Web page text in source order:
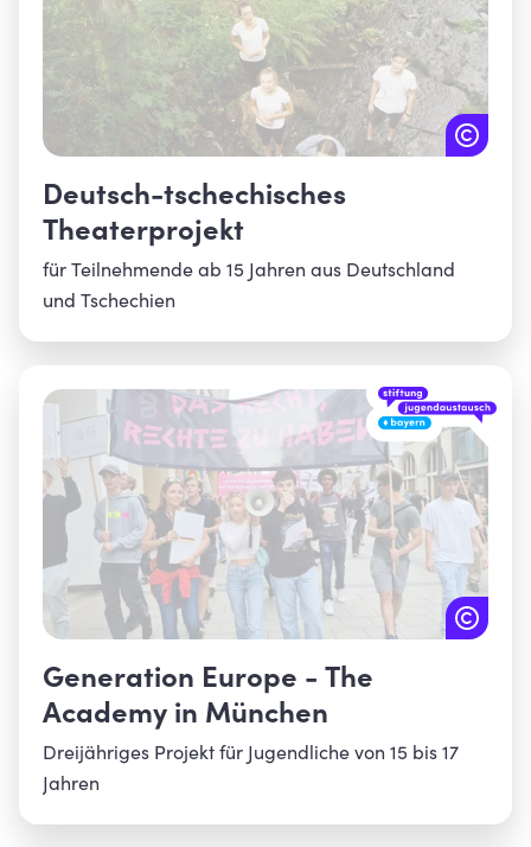
Deutsch-tschechisches
Theaterprojekt
für Teilnehmende ab 15 Jahren aus Deutschland
und Tschechien
Generation Europe - The
Academy in München
Dreijähriges Projekt für Jugendliche von 15 bis 17
Jahren